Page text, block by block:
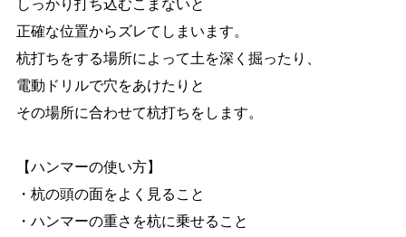
正確な位置からズレてしまいます。
杭打ちをする場所によって土を深く掘ったり、
電動ドリルで穴をあけたりと
その場所に合わせて杭打ちをします。
【ハンマーの使い方】
・杭の頭の面をよく見ること
・ハンマーの重さを杭に乗せること